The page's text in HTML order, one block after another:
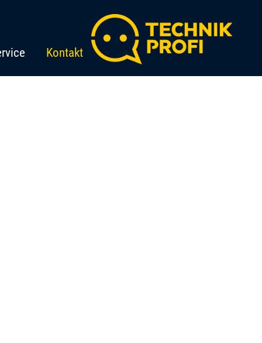
Kontakt